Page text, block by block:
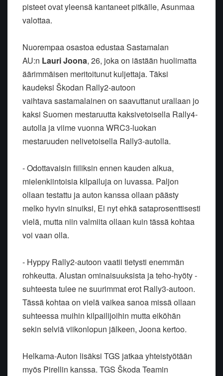
pisteet ovat yleensä kantaneet pitkälle, Asunmaa
valottaa.
Nuorempaa osastoa edustaa Sastamalan
AU:n Lauri Joona, 26, joka on iästään huolimatta
äärimmäisen meritoitunut kuljettaja. Täksi
kaudeksi Škodan Rally2-autoon
vaihtava sastamalainen on saavuttanut urallaan jo
kaksi Suomen mestaruutta kaksivetoisella Rally4-
autolla ja viime vuonna WRC3-luokan
mestaruuden nelivetoisella Rally3-autolla.
- Odottavaisin fiiliksin ennen kauden alkua,
mielenkiintoisia kilpailuja on luvassa. Paljon
ollaan testattu ja auton kanssa ollaan päästy
melko hyvin sinuiksi, Ei nyt ehkä sataprosenttisesti
vielä, mutta niin valmiita ollaan kuin tässä kohtaa
voi vaan olla.
- Hyppy Rally2-autoon vaatii tietysti enemmän
rohkeutta. Alustan ominaisuuksista ja teho-hyöty -
suhteesta tulee ne suurimmat erot Rally3-autoon.
Tässä kohtaa on vielä vaikea sanoa missä ollaan
suhteessa muihin kilpailijoihin mutta eiköhän
sekin selviä viikonlopun jälkeen, Joona kertoo.
Helkama-Auton lisäksi TGS jatkaa yhteistyötään
myös Pirellin kanssa. TGS Škoda Teamin